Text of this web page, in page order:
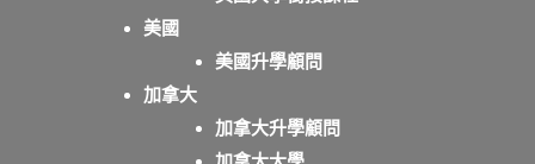
美國
美國升學顧問
加拿大
加拿大升學顧問